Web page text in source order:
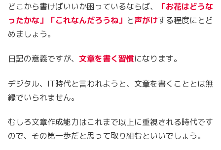
どこから書けばいいか困っているならば、
「お花はどうな
ったかな」「これなんだろうね」 と声がけする程度にとど
めましょう。
日記の意義ですが、 文章を書く習慣になります。
デジタル、IT時代と言われようと、文章を書くこととは無
縁でいられません。
むしろ文章作成能力はこれまで以上に重視される時代です
ので、その第一歩だと思って取り組むといいでしょう。